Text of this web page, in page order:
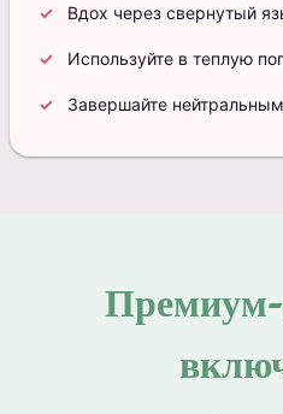
Вдох через свернутый
Используйте в теплую
Завершайте